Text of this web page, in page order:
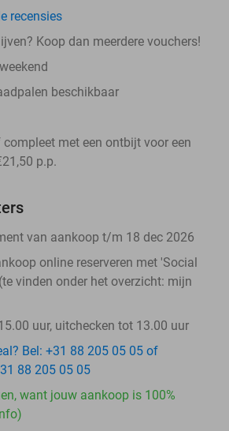
recensies
Koop dan meerdere vouchers!
beschikbaar
met een ontbijt voor een
p.p.
van aankoop t/m 18 dec 2026
online reserveren met 'Social
vinden onder het overzicht: mijn
uur, uitchecken tot 13.00 uur
Bel: +31 88 205 05 05 of
88 205 05 05
want jouw aankoop is 100%